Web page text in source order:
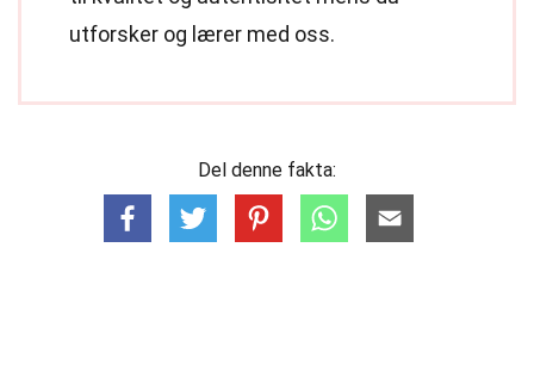
utforsker og lærer med oss.
Del denne fakta: